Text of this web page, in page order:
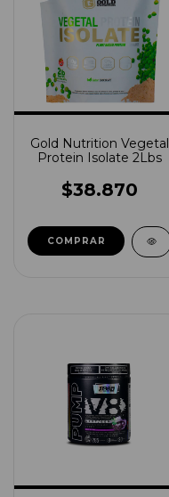
Gold Nutrition Vegetal
Protein Isolate 2Lbs
$38.870
COMPRAR